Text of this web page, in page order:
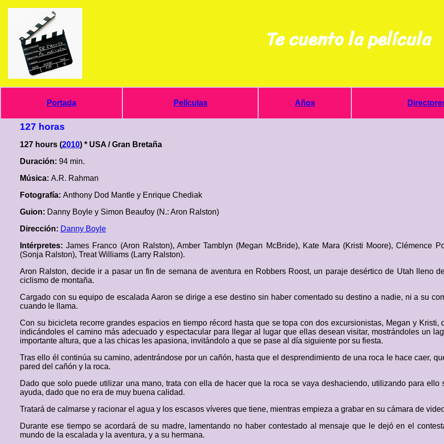
Te cuento la película
Portada Películas Años
127 horas
127 hours (2010) * USA / Gran Bretaña
Duración: 94 min.
Música: A.R. Rahman
Fotografía: Anthony Dod Mantle y Enrique Chediak
Guion: Danny Boyle y Simon Beaufoy (N.: Aron Ralston)
Dirección: Danny Boyle
Intérpretes:James Franco (Aron Ralston), Amber Tamblyn (Megan McBride), Kate Mara (Kristi Moore), Clémence
(Sonja Ralston), Treat Williams (Larry Ralston).
Aron Ralston, decide ir a pasar un fin de semana de aventura en Robbers Roost, un paraje desértico de Utah lleno
ciclismo de montaña.
Cargado con su equipo de escalada Aaron se dirige a ese destino sin haber comentado su destino a nadie, ni a su
cuando le llama.
Con su bicicleta recorre grandes espacios en tiempo récord hasta que se topa con dos excursionistas, Megan y
indicándoles el camino más adecuado y espectacular para llegar al lugar que ellas desean visitar, mostrándoles un
importante altura, que a las chicas les apasiona, invitándolo a que se pase al día siguiente por su fiesta.
Tras ello él continúa su camino, adentrándose por un cañón, hasta que el desprendimiento de una roca le hace caer,
pared del cañón y la roca.
Dado que solo puede utilizar una mano, trata con ella de hacer que la roca se vaya deshaciendo, utilizando para
ayuda, dado que no era de muy buena calidad.
Tratará de calmarse y racionar el agua y los escasos víveres que tiene, mientras empieza a grabar en su cámara de
Durante ese tiempo se acordará de su madre, lamentando no haber contestado al mensaje que le dejó en el
mundo de la escalada y la aventura, y a su hermana.